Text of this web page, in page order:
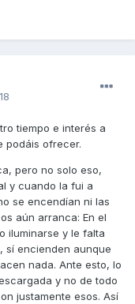
tiempo e interés a
podáis ofrecer.
pero no solo eso,
y cuando la fui a
se encendían ni las
aún arranca: En el
iluminarse y le falta
sí encienden aunque
nada. Ante esto, lo
y no de todo
justamente esos. Así